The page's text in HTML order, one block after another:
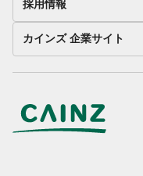
採用情報
カインズ 企業サイト